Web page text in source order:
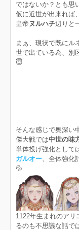
ではないか？とも思
仮に近世が出来れば
皇帝 ヌルハチ辺りと
まぁ、現状で既にル
世で出ている為、別
😇
そんな感じで奥深い
傑大戦では中世の味
単体投げ強化として
ガルオー、全体強化
💦
1122年生まれのアリ
るのも不思議な話で